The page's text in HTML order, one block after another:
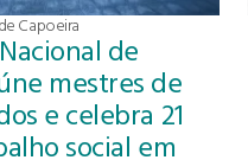
Capoeira
de
mestres de
e celebra 21
social em